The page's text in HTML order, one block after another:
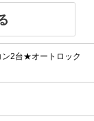
ン2台★オートロック